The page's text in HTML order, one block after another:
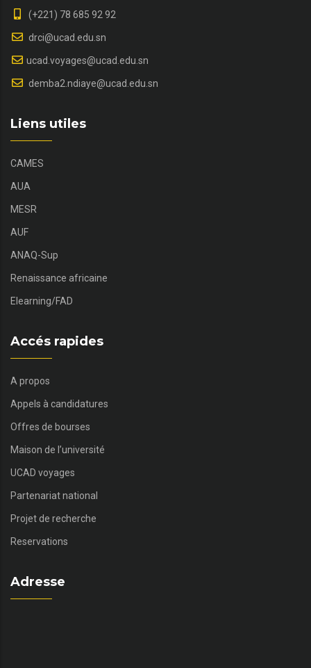
(+221) 78 685 92 92
drci@ucad.edu.sn
ucad.voyages@ucad.edu.sn
demba2.ndiaye@ucad.edu.sn
Liens utiles
CAMES
AUA
MESR
AUF
ANAQ-Sup
Renaissance africaine
Elearning/FAD
Accés rapides
A propos
Appels à candidatures
Offres de bourses
Maison de l’université
UCAD voyages
Partenariat national
Projet de recherche
Reservations
Adresse